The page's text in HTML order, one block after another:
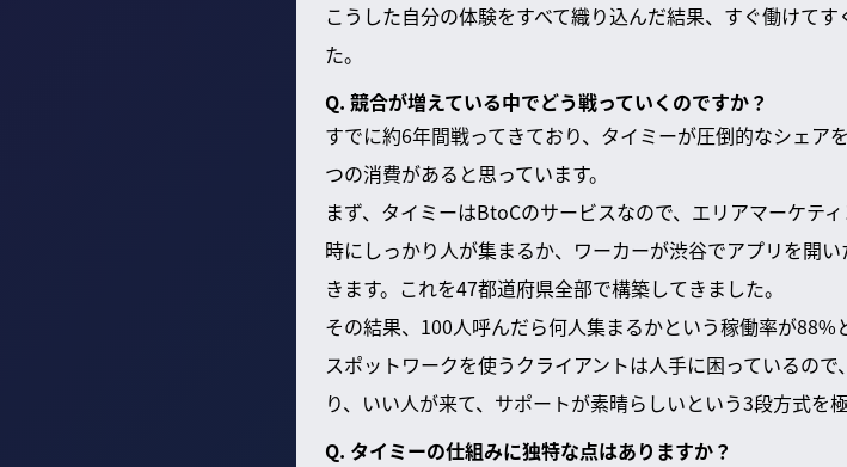
こうした自分の体験をすべて織り込んだ結果、すぐ働けて
た。
Q. 競合が増えている中でどう戦っていくのですか？
すでに約6年間戦ってきており、タイミーが圧倒的なシェア
つの消費があると思っています。
まず、タイミーはBtoCのサービスなので、エリアマーケテ
時にしっかり人が集まるか、ワーカーが渋谷でアプリを開
きます。これを47都道府県全部で構築してきました。
その結果、100人呼んだら何人集まるかという稼働率が88%
スポットワークを使うクライアントは人手に困っているの
り、いい人が来て、サポートが素晴らしいという3段方式を
Q. タイミーの仕組みに独特な点はありますか？